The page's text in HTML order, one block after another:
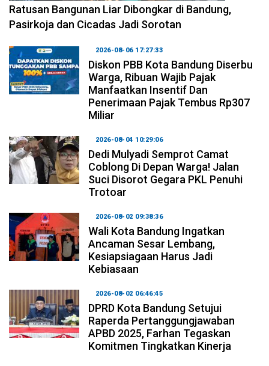
Ratusan Bangunan Liar Dibongkar di Bandung,
Pasirkoja dan Cicadas Jadi Sorotan
2026-08-06 17:27:33
Diskon PBB Kota Bandung Diserbu
Warga, Ribuan Wajib Pajak
Manfaatkan Insentif Dan
Penerimaan Pajak Tembus Rp307
Miliar
2026-08-04 10:29:06
Dedi Mulyadi Semprot Camat
Coblong Di Depan Warga! Jalan
Suci Disorot Gegara PKL Penuhi
Trotoar
2026-08-02 09:38:36
Wali Kota Bandung Ingatkan
Ancaman Sesar Lembang,
Kesiapsiagaan Harus Jadi
Kebiasaan
2026-08-02 06:46:45
DPRD Kota Bandung Setujui
Raperda Pertanggungjawaban
APBD 2025, Farhan Tegaskan
Komitmen Tingkatkan Kinerja